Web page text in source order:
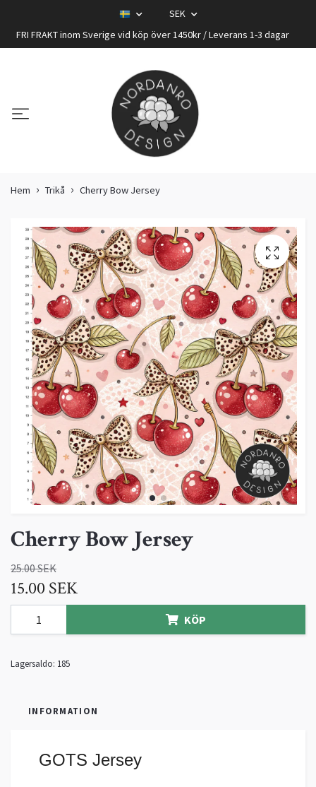
SEK
FRI FRAKT inom Sverige vid köp över 1450kr / Leverans 1-3 dagar
Hem Trikå Cherry Bow Jersey
Cherry Bow Jersey
25.00 SEK
15.00 SEK
KÖP
Lagersaldo: 185
INFORMATION
GOTS Jersey